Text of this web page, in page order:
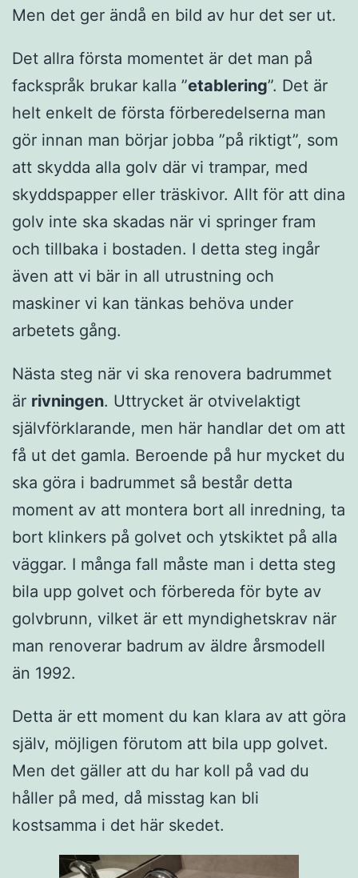
Men det ger ändå en bild av hur det ser ut.
Det allra första momentet är det man på
fackspråk brukar kalla ”etablering”. Det är
helt enkelt de första förberedelserna man
gör innan man börjar jobba ”på riktigt”, som
att skydda alla golv där vi trampar, med
skyddspapper eller träskivor. Allt för att dina
golv inte ska skadas när vi springer fram
och tillbaka i bostaden. I detta steg ingår
även att vi bär in all utrustning och
maskiner vi kan tänkas behöva under
arbetets gång.
Nästa steg när vi ska renovera badrummet
är rivningen. Uttrycket är otvivelaktigt
självförklarande, men här handlar det om att
få ut det gamla. Beroende på hur mycket du
ska göra i badrummet så består detta
moment av att montera bort all inredning, ta
bort klinkers på golvet och ytskiktet på alla
väggar. I många fall måste man i detta steg
bila upp golvet och förbereda för byte av
golvbrunn, vilket är ett myndighetskrav när
man renoverar badrum av äldre årsmodell
än 1992.
Detta är ett moment du kan klara av att göra
själv, möjligen förutom att bila upp golvet.
Men det gäller att du har koll på vad du
håller på med, då misstag kan bli
kostsamma i det här skedet.